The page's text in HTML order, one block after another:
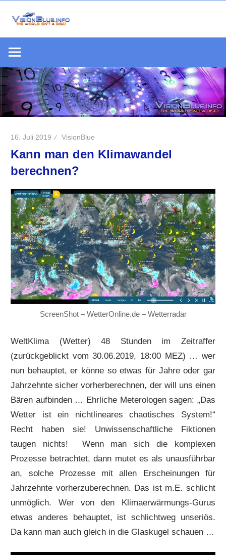
Inhalt
springen
Welt
keine
Scheibe
16. Juli 2019 VisionBlue
Kann man den Klimawandel
berechnen?
ScreenShot – WetterOnline.de – Wetterradar
WeltKlima (Wetter) 48 Stunden im Zeitraffer
(zurückgeblickt vom 30.06.2019, 18:00 MEZ) … wer
nun behauptet, er könne so etwas für Jahre oder gar
Jahrzehnte sicher vorherberechnen, der will uns einen
Bären aufbinden … Ehrliche Meterologen sagen: „Das
Wetter ist ein nichtlineares chaotisches System!“
Recht haben sie! Unwissenschaftliche Fiktionen
taugen nichts! Wenn man sich die komplexen
Prozesse betrachtet, dann mutet es als unausführbar
an, solche Prozesse mit allen Erscheinungen für
Jahrzehnte vorherzuberechnen. Das ist m.E. schlicht
unmöglich. Wer von den Klimaerwärmungs-Gurus
etwas anderes behauptet, ist schlichtweg unseriös.
Da kann man auch gleich in die Glaskugel schauen …